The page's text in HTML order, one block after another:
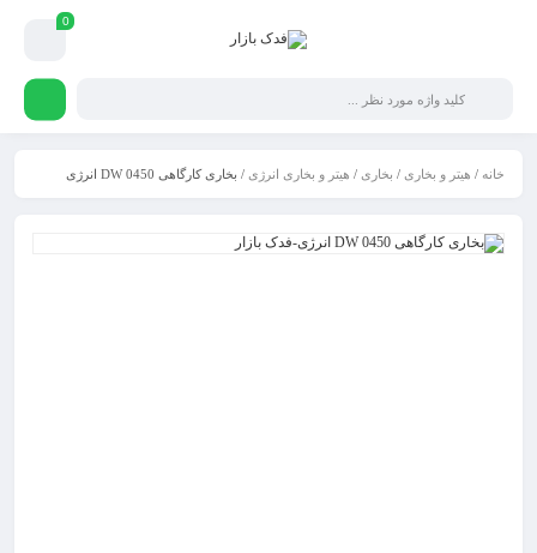
0
خانه / هیتر و بخاری / بخاری / هیتر و بخاری انرژی / بخاری کارگاهی DW 0450 انرژی